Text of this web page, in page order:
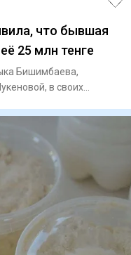
что бывшая
25 млн тенге
Бишимбаева,
в своих